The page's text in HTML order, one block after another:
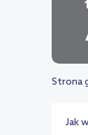
Strona
Jak